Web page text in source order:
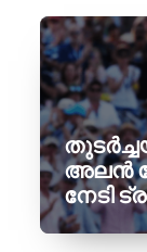
അലൻ
നേടി